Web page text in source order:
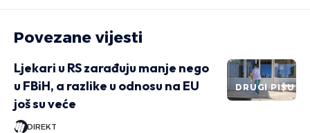
Povezane vijesti
DRUGI PIŠU
Ljekari u RS zarađuju manje nego
u FBiH, a razlike u odnosu na EU
još su veće
DIREKT